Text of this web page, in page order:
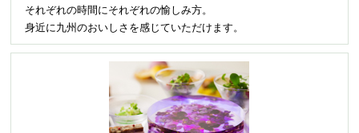
それぞれの時間にそれぞれの愉しみ方。
身近に九州のおいしさを感じていただけます。